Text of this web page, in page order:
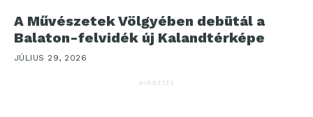
A Művészetek Völgyében debütál a
Balaton-felvidék új Kalandtérképe
JÚLIUS 29, 2026
HIRDETÉS